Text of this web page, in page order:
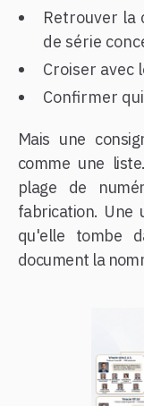
Retrouver la
de série
Croiser avec
Confirmer
Mais une
comme une
plage de
fabrication. Une
qu'elle tombe
document la